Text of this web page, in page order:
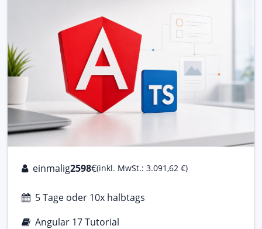
einmalig2598€(inkl. MwSt.: 3.091,62 €)
5 Tage oder 10x halbtags
Angular 17 Tutorial